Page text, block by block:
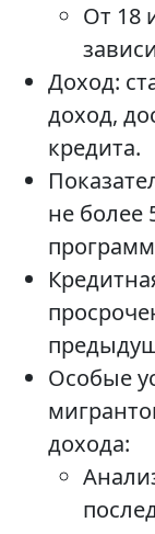
От 18
Доход:
доход,
кредита.
не более
Особые
дохода: